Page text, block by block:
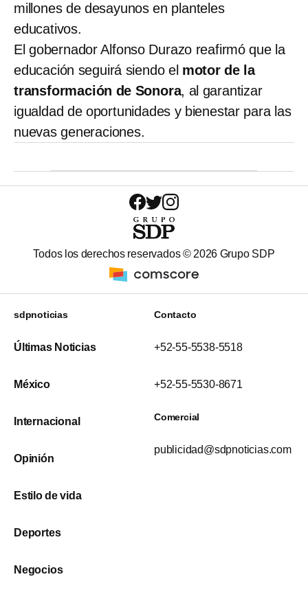
millones de desayunos en planteles
educativos.
El gobernador Alfonso Durazo reafirmó que la
educación seguirá siendo el motor de la
transformación de Sonora, al garantizar
igualdad de oportunidades y bienestar para las
nuevas generaciones.
Todos los derechos reservados © 2026 Grupo SDP
sdpnoticias
Últimas Noticias
México
Internacional
Opinión
Estilo de vida
Deportes
Negocios
Contacto
+52-55-5538-5518
+52-55-5530-8671
Comercial
publicidad@sdpnoticias.com